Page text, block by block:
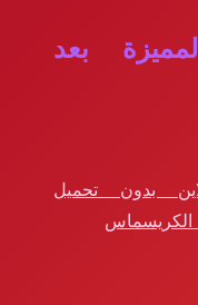
بعد
بدون تحميل